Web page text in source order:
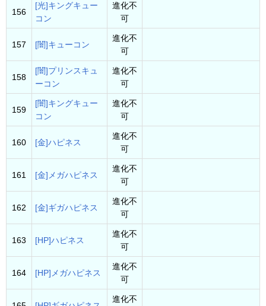
156
[光]キングキュー
コン
進化不
可
157 [闇]キューコン
進化不
可
158
[闇]プリンスキュ
ーコン
進化不
可
159
[闇]キングキュー
コン
進化不
可
160 [金]ハピネス
進化不
可
161 [金]メガハピネス
進化不
可
162 [金]ギガハピネス
進化不
可
163 [HP]ハピネス
進化不
可
164 [HP]メガハピネス
進化不
可
進化不